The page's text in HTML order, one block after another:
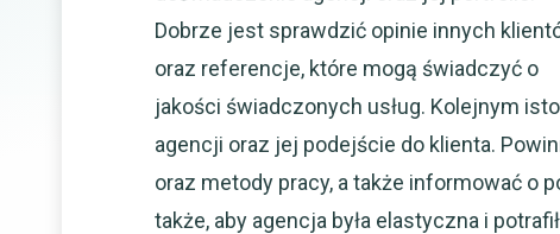
Dobrze jest sprawdzić opinie innych
oraz referencje, które mogą świadczyć o
jakości świadczonych usług. Kolejnym
agencji oraz jej podejście do klienta.
oraz metody pracy, a także informować o
także, aby agencja była elastyczna i